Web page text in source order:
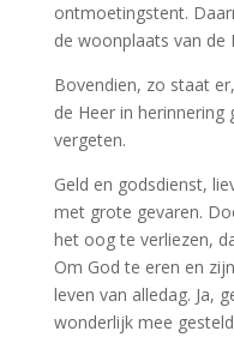
ontmoetingstent.
de woonplaats van de
Bovendien, zo staat
de Heer in
vergeten.
Geld en godsdienst,
met grote gevaren.
het oog te verliezen,
Om God te eren en
leven van alledag. Ja,
wonderlijk mee